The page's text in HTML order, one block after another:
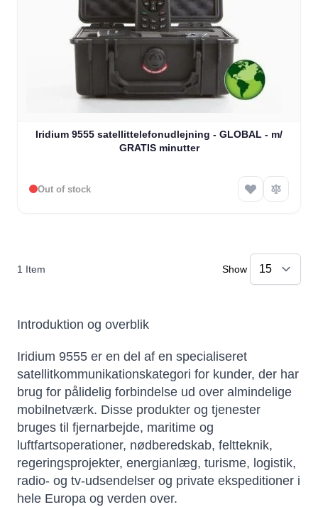
Iridium 9555 satellittelefonudlejning - GLOBAL - m/
GRATIS minutter
Out of stock
1 Item Show
Introduktion og overblik
Iridium 9555 er en del af en specialiseret
satellitkommunikationskategori for kunder, der har
brug for pålidelig forbindelse ud over almindelige
mobilnetværk. Disse produkter og tjenester
bruges til fjernarbejde, maritime og
luftfartsoperationer, nødberedskab, feltteknik,
regeringsprojekter, energianlæg, turisme, logistik,
radio- og tv-udsendelser og private ekspeditioner i
hele Europa og verden over.